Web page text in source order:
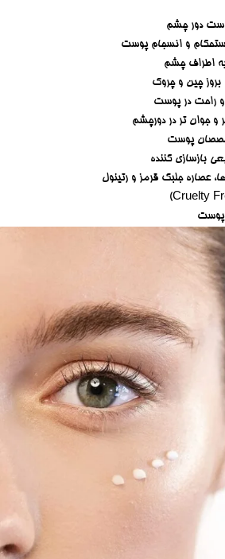
دور چشم
و انسجام پوست
اطراف چشم
بروز چین و چروک
راحت در پوست
جوان تر در دورچشم
پوست
بازسازی کننده
عصاره جلبک قرمز و رتینول
پوست